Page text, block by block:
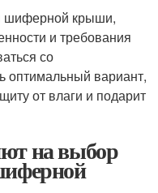
шиферной крыши,
и требования
со
оптимальный вариант,
от влаги и подарит
на выбор